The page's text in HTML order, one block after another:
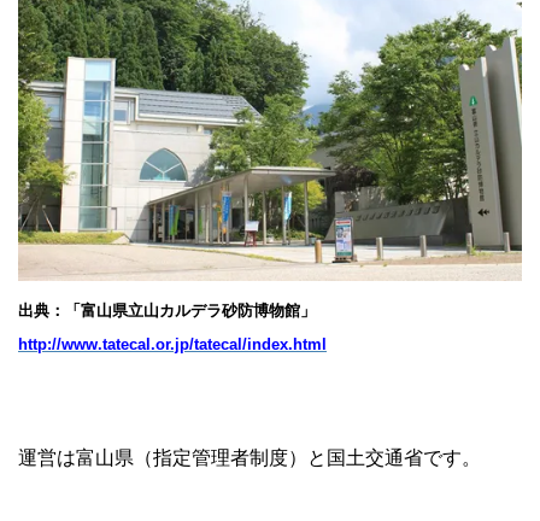
出典：「富山県立山カルデラ砂防博物館」
http://www.tatecal.or.jp/tatecal/index.html
運営は富山県（指定管理者制度）と国土交通省です。